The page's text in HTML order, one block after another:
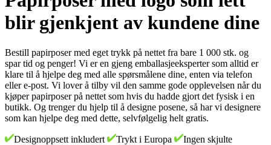
blir gjenkjent av kundene dine
Bestill papirposer med eget trykk på nettet fra bare 1 000 stk. og
spar tid og penger! Vi er en gjeng emballasjeeksperter som alltid er
klare til å hjelpe deg med alle spørsmålene dine, enten via telefon
eller e-post. Vi lover å tilby vil den samme gode opplevelsen når du
kjøper papirposer på nettet som hvis du hadde gjort det fysisk i en
butikk. Og trenger du hjelp til å designe posene, så har vi designere
som kan hjelpe deg med dette, selvfølgelig helt gratis.
Designoppsett inkludert Trykt i Europa
Ingen skjulte